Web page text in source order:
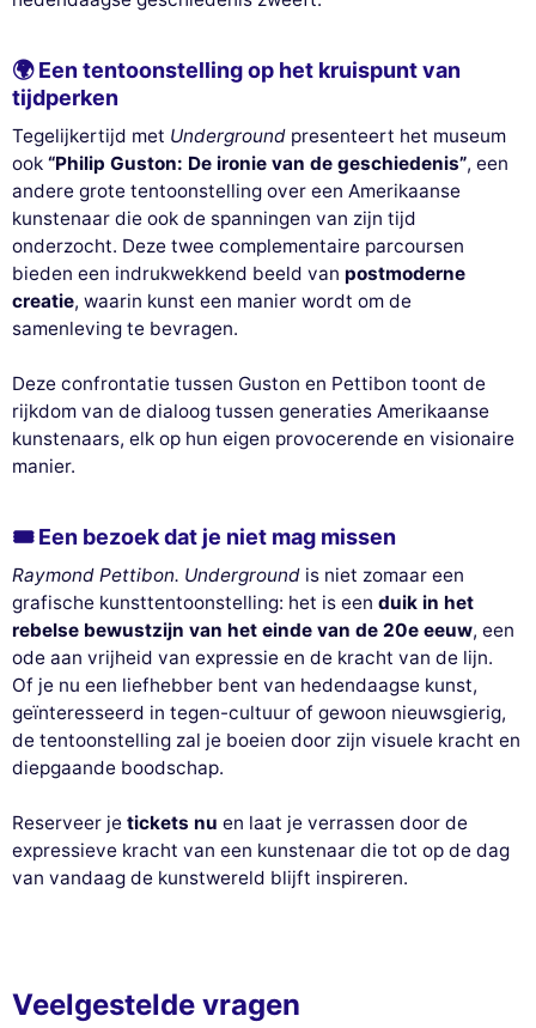
🌍 Een tentoonstelling op het kruispunt van
tijdperken
Tegelijkertijd met Underground presenteert het museum
ook “Philip Guston: De ironie van de geschiedenis”, een
andere grote tentoonstelling over een Amerikaanse
kunstenaar die ook de spanningen van zijn tijd
onderzocht. Deze twee complementaire parcoursen
bieden een indrukwekkend beeld van postmoderne
creatie, waarin kunst een manier wordt om de
samenleving te bevragen.
Deze confrontatie tussen Guston en Pettibon toont de
rijkdom van de dialoog tussen generaties Amerikaanse
kunstenaars, elk op hun eigen provocerende en visionaire
manier.
🎟 Een bezoek dat je niet mag missen
Raymond Pettibon. Underground is niet zomaar een
grafische kunsttentoonstelling: het is een duik in het
rebelse bewustzijn van het einde van de 20e eeuw, een
ode aan vrijheid van expressie en de kracht van de lijn.
Of je nu een liefhebber bent van hedendaagse kunst,
geïnteresseerd in tegen-cultuur of gewoon nieuwsgierig,
de tentoonstelling zal je boeien door zijn visuele kracht en
diepgaande boodschap.
Reserveer je tickets nu en laat je verrassen door de
expressieve kracht van een kunstenaar die tot op de dag
van vandaag de kunstwereld blijft inspireren.
Veelgestelde vragen